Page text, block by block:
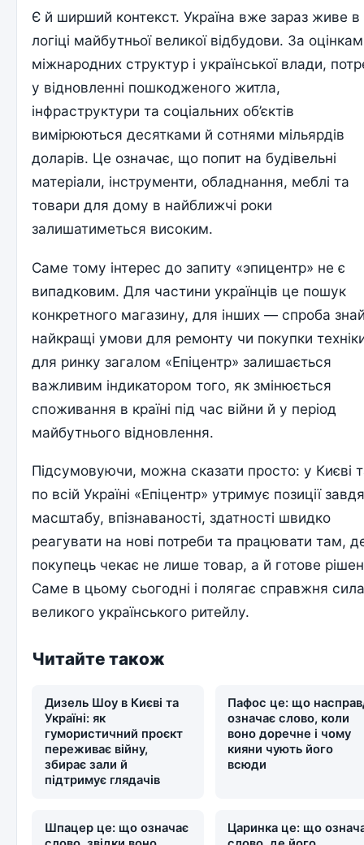
Є й ширший контекст. Україна вже зараз живе в
логіці майбутньої великої відбудови. За
міжнародних структур і української влади,
у відновленні пошкодженого житла,
інфраструктури та соціальних об’єктів
вимірюються десятками й сотнями мільярдів
доларів. Це означає, що попит на будівельні
матеріали, інструменти, обладнання, меблі та
товари для дому в найближчі роки
залишатиметься високим.
Саме тому інтерес до запиту «эпицентр» не є
випадковим. Для частини українців це пошук
конкретного магазину, для інших — спроба
найкращі умови для ремонту чи покупки
для ринку загалом «Епіцентр» залишається
важливим індикатором того, як змінюється
споживання в країні під час війни й у період
майбутнього відновлення.
Підсумовуючи, можна сказати просто: у Києві
по всій Україні «Епіцентр» утримує позиції
масштабу, впізнаваності, здатності швидко
реагувати на нові потреби та працювати там,
покупець чекає не лише товар, а й готове
Саме в цьому сьогодні і полягає справжня
великого українського ритейлу.
Читайте також
Дизель Шоу в Києві та
Україні: як
гумористичний проєкт
переживає війну,
збирає зали й
підтримує глядачів
Пафос це: що
означає слово, коли
воно доречне і чому
кияни чують його
всюди
Шпацер це: що означає
Царинка це: що